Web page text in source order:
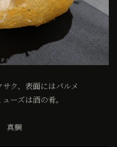
ク、表面にはパルメ
ーズは酒の肴。
真鯛